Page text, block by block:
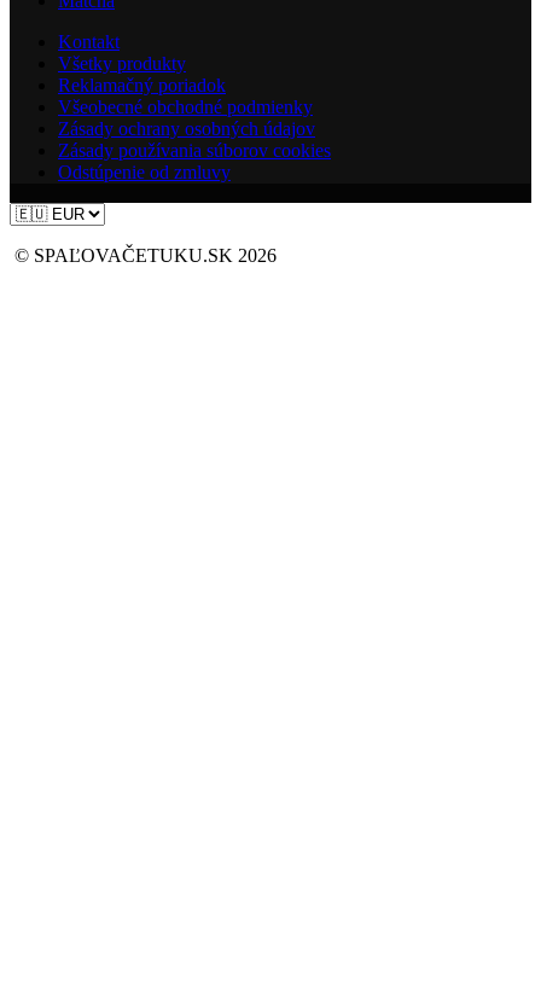
Kontakt
Všetky produkty
Reklamačný poriadok
Všeobecné obchodné podmienky
Zásady ochrany osobných údajov
Zásady používania súborov cookies
Odstúpenie od zmluvy
© SPAĽOVAČETUKU.SK 2026